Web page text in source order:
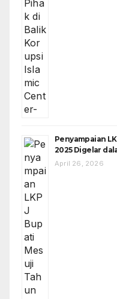
Penyampaian
2025 Digelar
April 26, 2026